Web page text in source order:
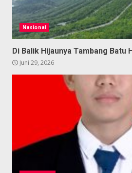
Nasional
Di Balik Hijaunya Tambang Batu
Juni 29, 2026